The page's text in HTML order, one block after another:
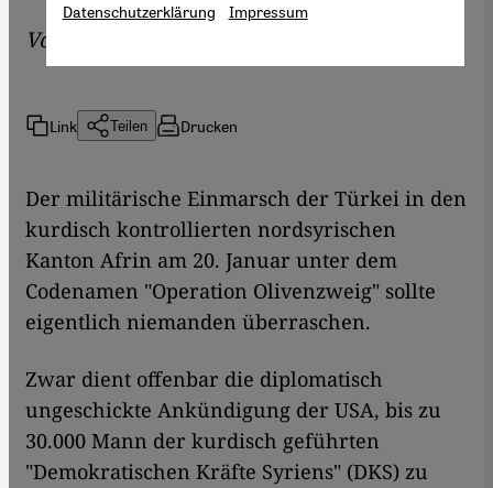
Von
Link Teilen Drucken
Der militärische Einmarsch der Türkei in den
kurdisch kontrollierten nordsyrischen
Kanton Afrin am 20. Januar unter dem
Codenamen "Operation Olivenzweig" sollte
eigentlich niemanden überraschen.
Zwar dient offenbar die diplomatisch
ungeschickte Ankündigung der USA, bis zu
30.000 Mann der kurdisch geführten
"Demokratischen Kräfte Syriens" (DKS) zu
Datenschutzerklärung Impressum